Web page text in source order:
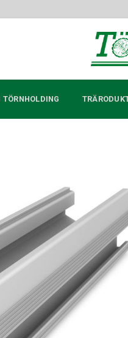
TÖRNHOLDING
Lägg till i
offertlista